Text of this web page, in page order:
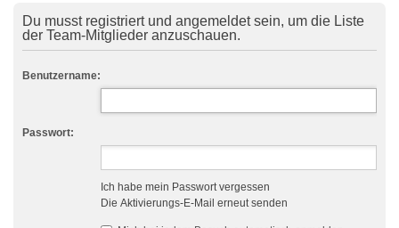
Du musst registriert und angemeldet sein, um die Liste
der Team-Mitglieder anzuschauen.
Benutzername:
Passwort:
Ich habe mein Passwort vergessen
Die Aktivierungs-E-Mail erneut senden